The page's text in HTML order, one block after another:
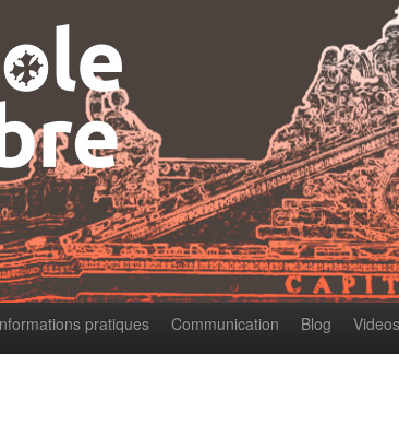
pratiques Communication Blog Videos